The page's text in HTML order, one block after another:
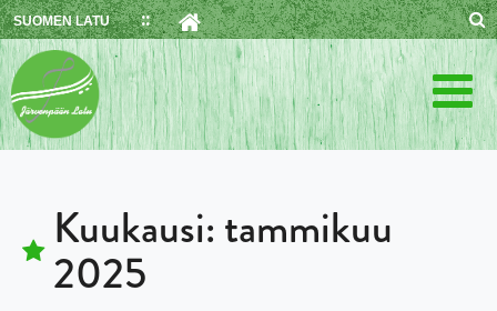
Skip
to
content
SUOMEN LATU
Kuukausi:tammikuu
2025